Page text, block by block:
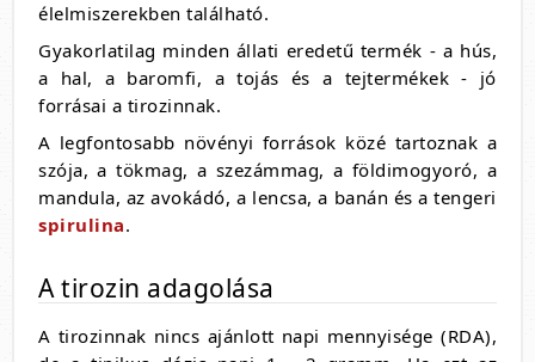
élelmiszerekben található.
Gyakorlatilag minden állati eredetű termék - a hús,
a hal, a baromfi, a tojás és a tejtermékek - jó
forrásai a tirozinnak.
A legfontosabb növényi források közé tartoznak a
szója, a tökmag, a szezámmag, a földimogyoró, a
mandula, az avokádó, a lencsa, a banán és a tengeri
spirulina.
A tirozin adagolása
A tirozinnak nincs ajánlott napi mennyisége (RDA),